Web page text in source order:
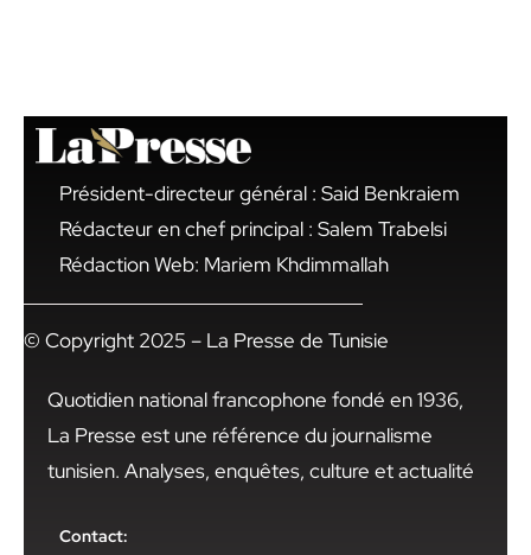
Président-directeur général : Said Benkraiem
Rédacteur en chef principal : Salem Trabelsi
Rédaction Web: Mariem Khdimmallah
© Copyright 2025 – La Presse de Tunisie
Quotidien national francophone fondé en 1936,
La Presse est une référence du journalisme
tunisien. Analyses, enquêtes, culture et actualité
Contact: